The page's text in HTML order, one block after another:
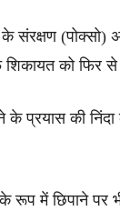
संरक्षण (पोक्सो)
को फिर
के प्रयास की
रूप में छिपाने पर